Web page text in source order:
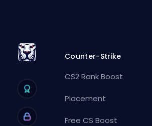
Counter-Strike
CS2 Rank Boost
Placement
Free CS Boost